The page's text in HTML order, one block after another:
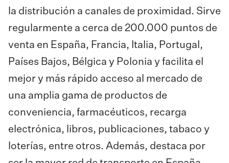
la distribución a canales de proximidad. Sirve
regularmente a cerca de 200.000 puntos de
venta en España, Francia, Italia, Portugal,
Países Bajos, Bélgica y Polonia y facilita el
mejor y más rápido acceso al mercado de
una amplia gama de productos de
conveniencia, farmacéuticos, recarga
electrónica, libros, publicaciones, tabaco y
loterías, entre otros. Además, destaca por